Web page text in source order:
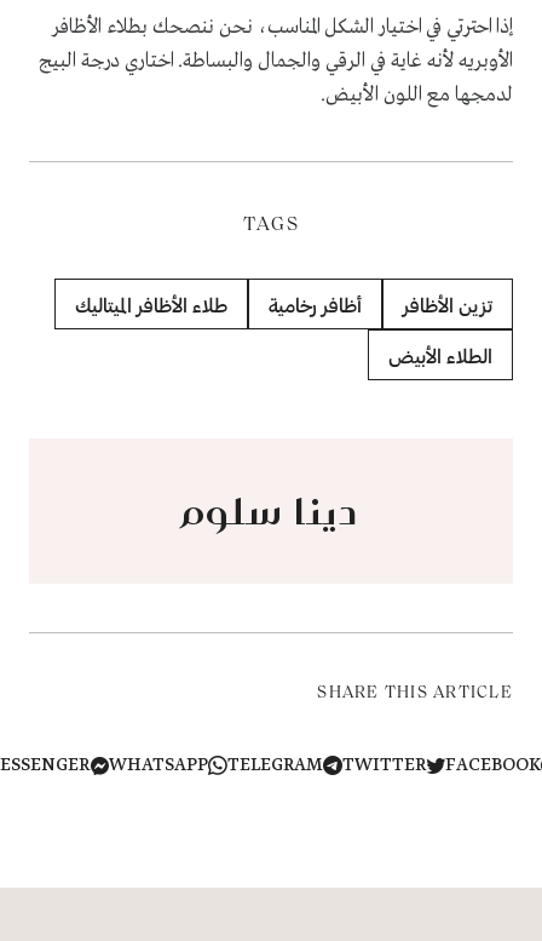
إذا احترتي في اختيار الشكل المناسب، نحن ننصحك بطلاء الأظافر
الأوبريه لأنه غاية في الرقي والجمال والبساطة. اختاري درجة البيج
لدمجها مع اللون الأبيض.
TAGS
تزين الأظافر أظافر رخامية طلاء الأظافر الميتاليك
الطلاء الأبيض
دينا سلوم
SHARE THIS ARTICLE
TWITTER
TELEGRAM
WHATSAPP
MESSENGER